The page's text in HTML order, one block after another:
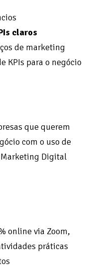
claros
de marketing
KPIs para o negócio
que querem
com o uso de
Digital
online via Zoom,
práticas